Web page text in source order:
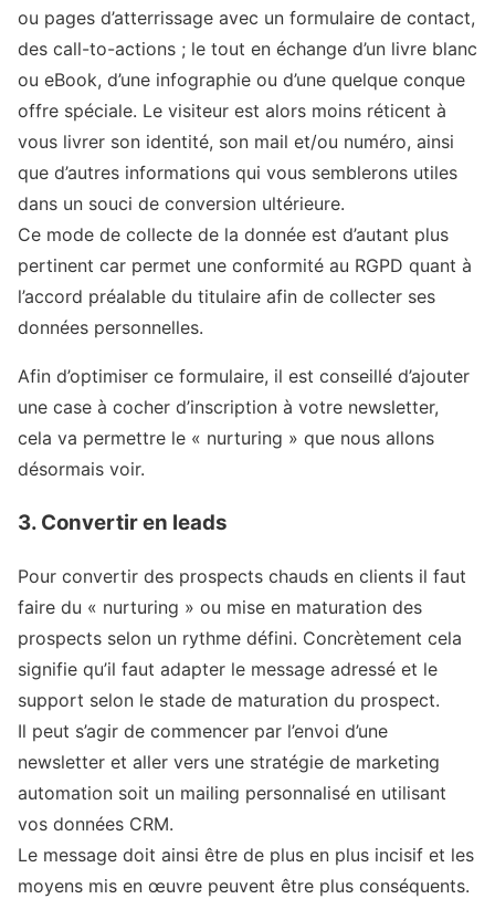
ou pages d’atterrissage avec un formulaire de contact,
des call-to-actions ; le tout en échange d’un livre blanc
ou eBook, d’une infographie ou d’une quelque conque
offre spéciale. Le visiteur est alors moins réticent à
vous livrer son identité, son mail et/ou numéro, ainsi
que d’autres informations qui vous semblerons utiles
dans un souci de conversion ultérieure.
Ce mode de collecte de la donnée est d’autant plus
pertinent car permet une conformité au RGPD quant à
l’accord préalable du titulaire afin de collecter ses
données personnelles.
Afin d’optimiser ce formulaire, il est conseillé d’ajouter
une case à cocher d’inscription à votre newsletter,
cela va permettre le « nurturing » que nous allons
désormais voir.
3. Convertir en leads
Pour convertir des prospects chauds en clients il faut
faire du « nurturing » ou mise en maturation des
prospects selon un rythme défini. Concrètement cela
signifie qu’il faut adapter le message adressé et le
support selon le stade de maturation du prospect.
Il peut s’agir de commencer par l’envoi d’une
newsletter et aller vers une stratégie de marketing
automation soit un mailing personnalisé en utilisant
vos données CRM.
Le message doit ainsi être de plus en plus incisif et les
moyens mis en œuvre peuvent être plus conséquents.